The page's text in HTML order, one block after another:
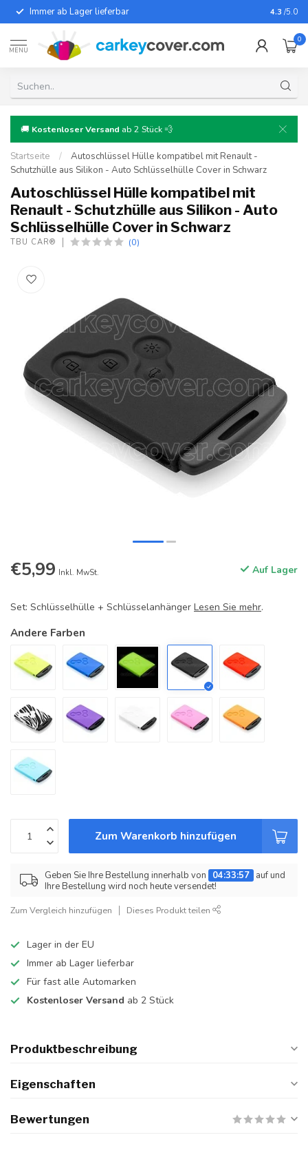
Immer ab Lager lieferbar Für fast
4.3 /5.0
MENU
0
🚚 Kostenloser Versand ab 2 Stück 💨
Startseite /
Autoschlüssel Hülle kompatibel mit Renault -
Schutzhülle aus Silikon - Auto Schlüsselhülle Cover in Schwarz
Autoschlüssel Hülle kompatibel mit
Renault - Schutzhülle aus Silikon - Auto
Schlüsselhülle Cover in Schwarz
TBU CAR® (0)
€5,99 Inkl. MwSt. Auf Lager
Set: Schlüsselhülle + Schlüsselanhänger Lesen Sie mehr.
Andere Farben
Zum Warenkorb hinzufügen
Geben Sie Ihre Bestellung innerhalb von 04:33:57 auf und
Ihre Bestellung wird noch heute versendet!
Zum Vergleich hinzufügen Dieses Produkt teilen
Lager in der EU
Immer ab Lager lieferbar
Für fast alle Automarken
Kostenloser Versand ab 2 Stück
Produktbeschreibung
Eigenschaften
Bewertungen